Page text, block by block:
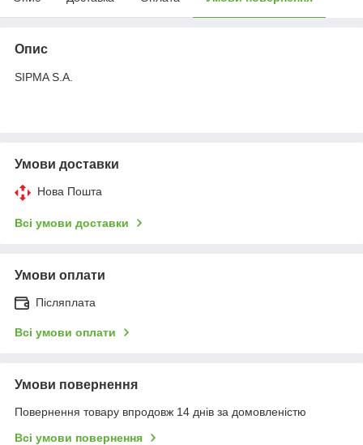
Опис
SIРМA S.A.
Умови доставки
Нова Пошта
Всі умови доставки
Умови оплати
Післяплата
Всі умови оплати
Умови повернення
Повернення товару впродовж 14 днів за домовленістю
Всі умови повернення